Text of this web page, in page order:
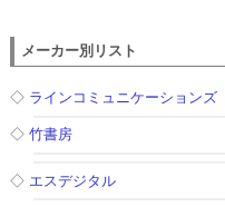
メーカー別リスト
◇ ラインコミュニケーションズ
◇竹書房
◇ エスデジタル